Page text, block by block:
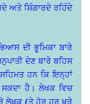
ਅਤੇ ਸ਼ਿੰਗਾਰਦੇ ਰਹਿੰਦੇ
ਦੀ ਭੂਮਿਕਾ ਬਾਰੇ
ਦੇਣ ਬਾਰੇ ਬਹਿਸ
ਹਨ ਕਿ ਇਨ੍ਹਾਂ
ਸਕਦਾ ਹੈ। ਲੇਖਕ ਵਿਚ
ਲੇਖਕ (ਤੇ ਹੋਰ ਹਰ ਖਰੇ